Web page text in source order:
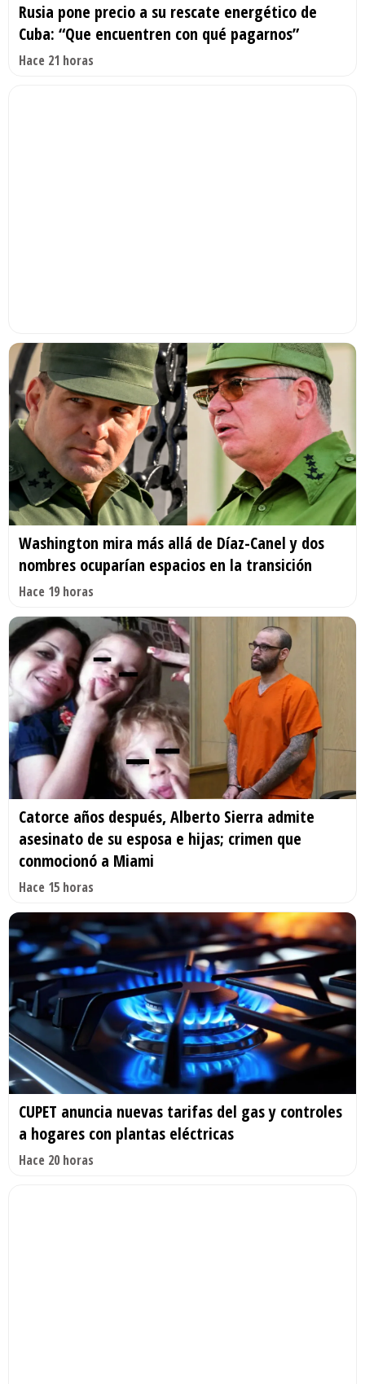
Rusia pone precio a su rescate energético de
Cuba: “Que encuentren con qué pagarnos”
Hace 21 horas
Washington mira más allá de Díaz-Canel y dos
nombres ocuparían espacios en la transición
Hace 19 horas
Catorce años después, Alberto Sierra admite
asesinato de su esposa e hijas; crimen que
conmocionó a Miami
Hace 15 horas
CUPET anuncia nuevas tarifas del gas y controles
a hogares con plantas eléctricas
Hace 20 horas